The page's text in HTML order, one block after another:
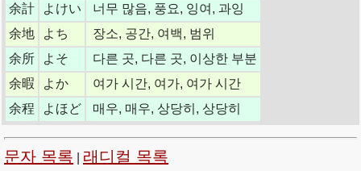
余計
よけい
너무 많음, 풍요, 잉여, 과잉
余地
よち
장소, 공간, 여백, 범위
余所
よそ
다른 곳, 다른 곳, 이상한 부분
余暇
よか
여가 시간, 여가, 여가 시간
余程
よほど 매우, 매우, 상당히, 상당히
문자 목록 래디컬 목록